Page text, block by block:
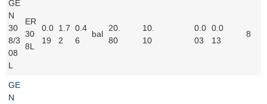
GE
N
30
8/3
08
L
ER
30
8L
0.0
19
1.7
2
0.4
6
bal
20.
80
10.
10
0.0
03
0.0
13
8
GE
N